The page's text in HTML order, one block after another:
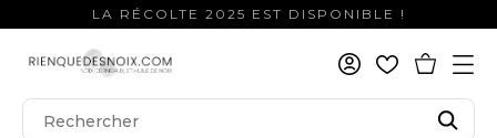
LA RÉCOLTE 2025 EST DISPONIBLE !